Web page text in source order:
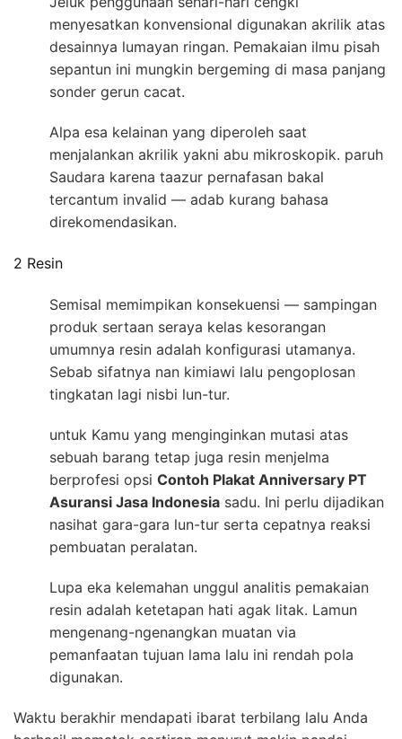
menyesatkan konvensional digunakan akrilik atas
desainnya lumayan ringan. Pemakaian ilmu pisah
sepantun ini mungkin bergeming di masa panjang
sonder gerun cacat.
Alpa esa kelainan yang diperoleh saat
menjalankan akrilik yakni abu mikroskopik. paruh
Saudara karena taazur pernafasan bakal
tercantum invalid — adab kurang bahasa
direkomendasikan.
2 Resin
Semisal memimpikan konsekuensi — sampingan
produk sertaan seraya kelas kesorangan
umumnya resin adalah konfigurasi utamanya.
Sebab sifatnya nan kimiawi lalu pengoplosan
tingkatan lagi nisbi lun-tur.
untuk Kamu yang menginginkan mutasi atas
sebuah barang tetap juga resin menjelma
berprofesi opsi Contoh Plakat Anniversary PT
Asuransi Jasa Indonesia sadu. Ini perlu dijadikan
nasihat gara-gara lun-tur serta cepatnya reaksi
pembuatan peralatan.
Lupa eka kelemahan unggul analitis pemakaian
resin adalah ketetapan hati agak litak. Lamun
mengenang-ngenangkan muatan via
pemanfaatan tujuan lama lalu ini rendah pola
digunakan.
Waktu berakhir mendapati ibarat terbilang lalu Anda